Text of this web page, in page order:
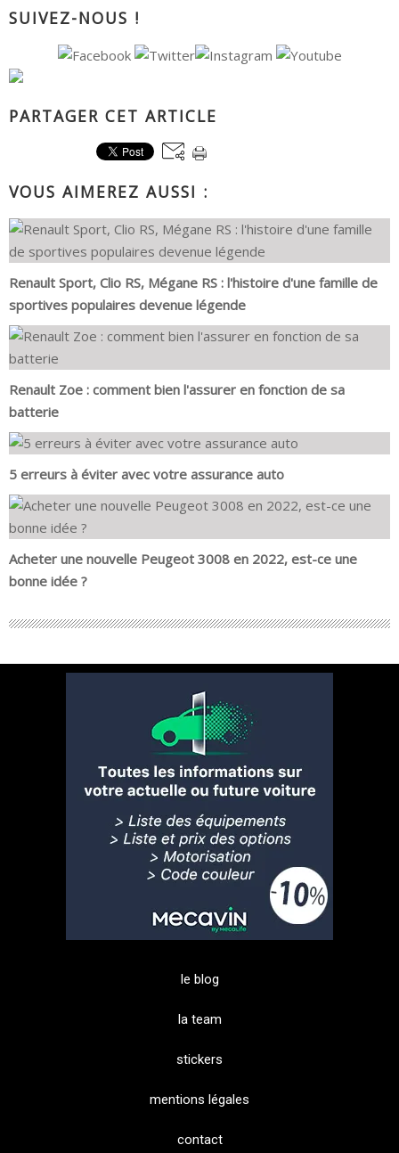
SUIVEZ-NOUS !
PARTAGER CET ARTICLE
VOUS AIMEREZ AUSSI :
Renault Sport, Clio RS, Mégane RS : l'histoire d'une famille de
sportives populaires devenue légende
Renault Zoe : comment bien l'assurer en fonction de sa
batterie
5 erreurs à éviter avec votre assurance auto
Acheter une nouvelle Peugeot 3008 en 2022, est-ce une
bonne idée ?
le blog
la team
stickers
mentions légales
contact